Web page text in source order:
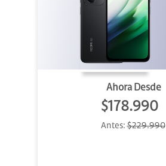
Ahora Desde
$178.990
Antes:$229.990